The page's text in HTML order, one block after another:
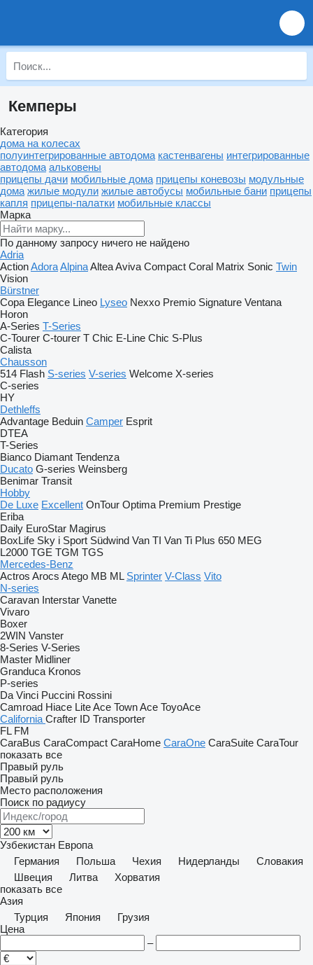
Кемперы
Категория
дома на колесах
полуинтегрированные автодома кастенвагены интегрированные
автодома альковены
прицепы дачи мобильные дома прицепы коневозы модульные
дома жилые модули жилые автобусы мобильные бани прицепы
капля прицепы-палатки мобильные классы
Марка
По данному запросу ничего не найдено
Adria
ActionAdoraAlpinaAlteaAviva Compact Coral Matrix Sonic Twin
Vision
Bürstner
Copa Elegance Lineo Lyseo Nexxo Premio Signature Ventana
Horon
A-Series T-Series
C-Tourer C-tourer T Chic E-Line Chic S-Plus
Calista
Chausson
514 Flash S-series V-series Welcome X-series
C-series
HY
Dethleffs
Advantage Beduin Camper Esprit
DTEA
T-Series
Bianco Diamant Tendenza
Ducato G-series Weinsberg
Benimar Transit
Hobby
De Luxe Excellent OnTour Optima Premium Prestige
Eriba
Daily EuroStar Magirus
BoxLife Sky i Sport Südwind Van TI Van Ti Plus 650 MEG
L2000 TGE TGM TGS
Mercedes-Benz
Actros Arocs Atego MB ML Sprinter V-Class Vito
N-series
Caravan Interstar Vanette
Vivaro
Boxer
2WIN Vanster
8-Series V-Series
Master Midliner
Granduca Kronos
P-series
Da Vinci Puccini Rossini
Camroad Hiace Lite Ace Town Ace ToyoAce
California Crafter ID Transporter
FL FM
CaraBus CaraCompact CaraHome CaraOne CaraSuite CaraTour
показать все
Правый руль
Правый руль
Место расположения
Поиск по радиусу
Узбекистан Европа
Германия
Польша Чехия Нидерланды
Словакия
Швеция
Литва
Хорватия
показать все
Азия
Турция
Япония
Грузия
Цена
–